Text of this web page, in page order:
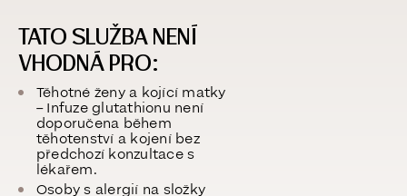
TATO SLUŽBA NENÍ
VHODNÁ PRO:
Těhotné ženy a kojící matky
– Infuze glutathionu není
doporučena během
těhotenství a kojení bez
předchozí konzultace s
lékařem.
Osoby s alergií na složky